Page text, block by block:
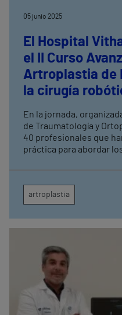
05 junio 2025
El Hospital
el II Curso
Artroplastia de
la cirugía
virtual
En la jornada,
de Traumatología y
40 profesionales que
práctica para abordar
artroplastia